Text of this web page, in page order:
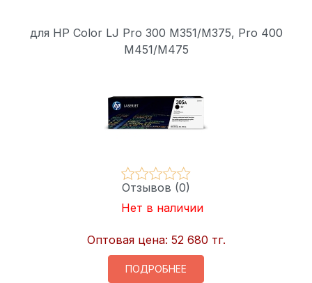
для HP Color LJ Pro 300 M351/M375, Pro 400
M451/M475
Отзывов (0)
Нет в наличии
Оптовая цена: 52 680 тг.
ПОДРОБНЕЕ